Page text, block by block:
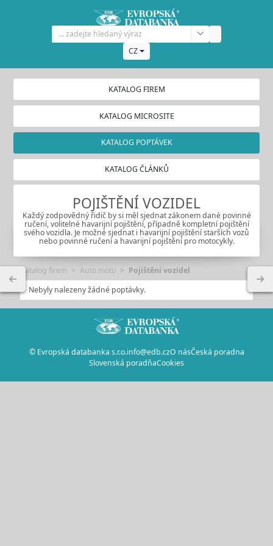
CZ
KATALOG FIREM
KATALOG MICROSITE
KATALOG POPTÁVEK
KATALOG ČLÁNKŮ
POJIŠTĚNÍ VOZIDEL
Každý zodpovědný řidič by si měl sjednat zákonem dané povinné
ručení, volitelné havarijní pojištění, případně kompletní pojištění
svého vozidla. Je možné sjednat i havarijní pojištění starších vozů
nebo povinné ručení a havarijní pojištění pro motocykly.
Katalog firem Auto moto
Pojištění vozidel
Nebyly nalezeny žádné poptávky.
© Evropská databanka s.r.o.info@edb.czO násČeská poradna
Slovenská poradňaCookies